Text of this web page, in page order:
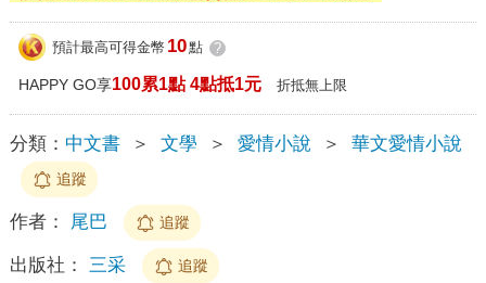
預計最高可得金幣 10點 ?
HAPPY GO享100累1點 4點抵1元 折抵無上限
分類： 中文書 ＞ 文學 ＞ 愛情小說 ＞ 華文愛情小說
追蹤
作者： 尾巴 追蹤
出版社： 三采 追蹤